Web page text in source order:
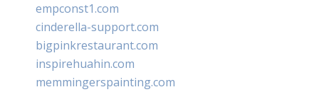
empconst1.com
cinderella-support.com
bigpinkrestaurant.com
inspirehuahin.com
memmingerspainting.com